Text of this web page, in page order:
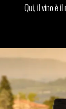
Qui, il vino è